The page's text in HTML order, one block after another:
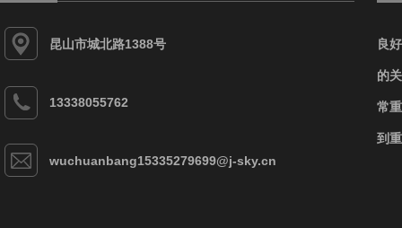
昆山市城北路1388号
13338055762
wuchuanbang15335279699@j-sky.cn
良
的
常
到